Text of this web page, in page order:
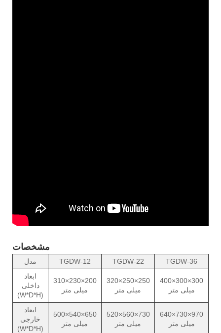
مشخصات
مدل TGDW-12 TGDW-22
TGDW-36
ابعاد
داخلی
(W*D*H)
310×230×200
میلی متر
320×250×250
میلی متر
400×300×300
میلی متر
ابعاد
خارجی
(W*D*H)
500×540×650
میلی متر
520×560×730
میلی متر
640×730×970
میلی متر